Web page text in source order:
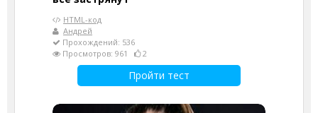
HTML-код
Андрей
Прохождений: 536
Просмотров: 961
2
Пройти тест